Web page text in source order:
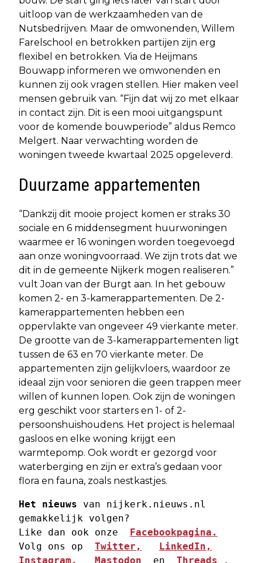
uitloop van de werkzaamheden van de
Nutsbedrijven. Maar de omwonenden, Willem
Farelschool en betrokken partijen zijn erg
flexibel en betrokken. Via de Heijmans
Bouwapp informeren we omwonenden en
kunnen zij ook vragen stellen. Hier maken veel
mensen gebruik van. “Fijn dat wij zo met elkaar
in contact zijn. Dit is een mooi uitgangspunt
voor de komende bouwperiode” aldus Remco
Melgert. Naar verwachting worden de
woningen tweede kwartaal 2025 opgeleverd.
Duurzame appartementen
“Dankzij dit mooie project komen er straks 30
sociale en 6 middensegment huurwoningen
waarmee er 16 woningen worden toegevoegd
aan onze woningvoorraad. We zijn trots dat we
dit in de gemeente Nijkerk mogen realiseren.”
vult Joan van der Burgt aan. In het gebouw
komen 2- en 3-kamerappartementen. De 2-
kamerappartementen hebben een
oppervlakte van ongeveer 49 vierkante meter.
De grootte van de 3-kamerappartementen ligt
tussen de 63 en 70 vierkante meter. De
appartementen zijn gelijkvloers, waardoor ze
ideaal zijn voor senioren die geen trappen meer
willen of kunnen lopen. Ook zijn de woningen
erg geschikt voor starters en 1- of 2-
persoonshuishoudens. Het project is helemaal
gasloos en elke woning krijgt een
warmtepomp. Ook wordt er gezorgd voor
waterberging en zijn er extra’s gedaan voor
flora en fauna, zoals nestkastjes.
Het nieuws van nijkerk.nieuws.nl
gemakkelijk volgen?
Like dan ook onze
Facebookpagina.
Volg ons op Twitter,
LinkedIn,
Instagram,
Mastodon
  en
Threads ,